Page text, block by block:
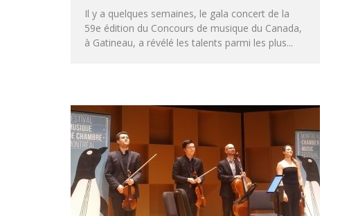
Il y a quelques semaines, le gala concert de la
59e édition du Concours de musique du Canada,
à Gatineau, a révélé les talents parmi les plus...